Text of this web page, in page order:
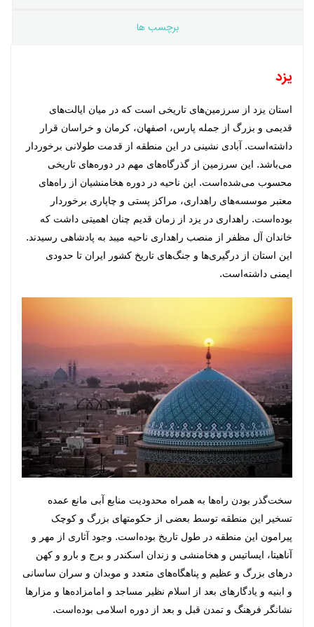
برچسب ها
یزد
استان یزد از سرزمین‌های تاریخی است که در میان ایالت‌های
قدیمی و بزرگ از جمله پارس، اصفهان، کرمان و خراسان قرار
داشته‌است. آبادی نشینی در این منطقه از قدمت طولانی برخوردار
می‌باشد. این سرزمین از گذرگاه‌های مهم در دوره‌های تاریخی
محسوب می‌شده‌است. این ناحیه در دوره هخامنشیان از راه‌های
معتبر موسسه‌های راهداری، مراکز پستی و چاپاری برخوردار
بوده‌است. راهداری در یزد از زمان قدیم چنان اهمیتی داشت که
خاندان آل مظفر از منصب راهداری ناحیه میبد به پادشاهی رسیدند.
این استان از درگیری‌ها و جنگ‌های تاریخ کشور ایران تا حدودی
ایمنی داشته‌است.
سخت‌گذر بودن راه‌ها به همراه محدودیت منابع آبی مانع عمده
تسخیر این منطقه توسط بعضی از حکومتهای بزرگ و کوچک
پیرامون این منطقه در طول تاریخ بوده‌است. وجود آثاری از مهر و
آناهیتا، ایساتیس و هخامنشی و زندان اسکندر و برج و بارو و کهن
درهای بزرگ و عظیم و پناهگاه‌های متعدد و موبدان و سران ساسانی
و ابنیه و یادگارهای بعد از اسلام نظیر مساجد و امامزاده‌ها و مزارها
نشانگر فرهنگ و تمدن قبل و بعد از دوره اسلامی بوده‌است.